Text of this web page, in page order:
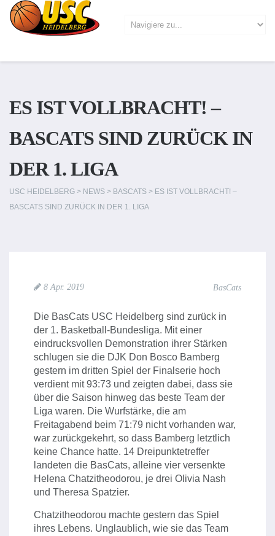
ES IST VOLLBRACHT! –
BASCATS SIND ZURÜCK IN
DER 1. LIGA
USC HEIDELBERG > NEWS > BASCATS > ES IST VOLLBRACHT! –
BASCATS SIND ZURÜCK IN DER 1. LIGA
8 Apr. 2019 BasCats
Die BasCats USC Heidelberg sind zurück in
der 1. Basketball-Bundesliga. Mit einer
eindrucksvollen Demonstration ihrer Stärken
schlugen sie die DJK Don Bosco Bamberg
gestern im dritten Spiel der Finalserie hoch
verdient mit 93:73 und zeigten dabei, dass sie
über die Saison hinweg das beste Team der
Liga waren. Die Wurfstärke, die am
Freitagabend beim 71:79 nicht vorhanden war,
war zurückgekehrt, so dass Bamberg letztlich
keine Chance hatte. 14 Dreipunktetreffer
landeten die BasCats, alleine vier versenkte
Helena Chatzitheodorou, je drei Olivia Nash
und Theresa Spatzier.
Chatzitheodorou machte gestern das Spiel
ihres Lebens. Unglaublich, wie sie das Team